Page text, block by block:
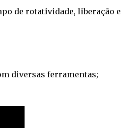
de rotatividade, liberação e
diversas ferramentas;